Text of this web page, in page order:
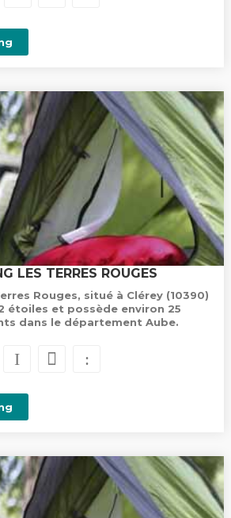
LES TERRES ROUGES
Rouges, situé à Clérey (10390)
étoiles et possède environ 25
dans le département Aube.